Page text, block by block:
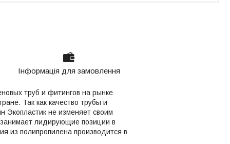
Інформація для замовлення
труб и фитингов на рынке
Так как качество трубы и
Экопластик не изменяет своим
лидирующие позиции в
из полипропилена производится в